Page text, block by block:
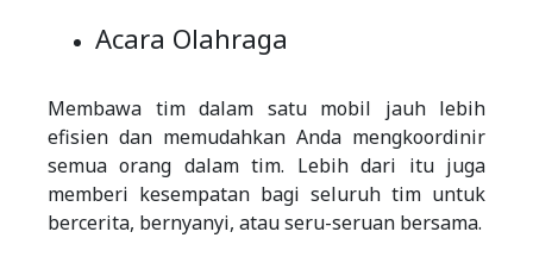
Acara Olahraga
Membawa tim dalam satu mobil jauh lebih
efisien dan memudahkan Anda mengkoordinir
semua orang dalam tim. Lebih dari itu juga
memberi kesempatan bagi seluruh tim untuk
bercerita, bernyanyi, atau seru-seruan bersama.